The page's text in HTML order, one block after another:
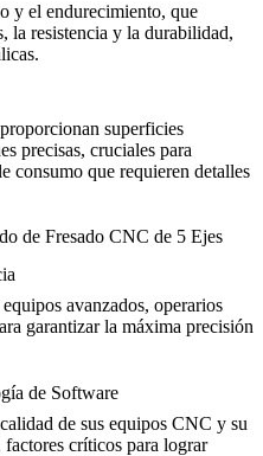
y el endurecimiento, que
la resistencia y la durabilidad,
superficies
precisas, cruciales para
consumo que requieren detalles
de Fresado CNC de 5 Ejes
avanzados, operarios
garantizar la máxima precisión
de Software
de sus equipos CNC y su
críticos para lograr